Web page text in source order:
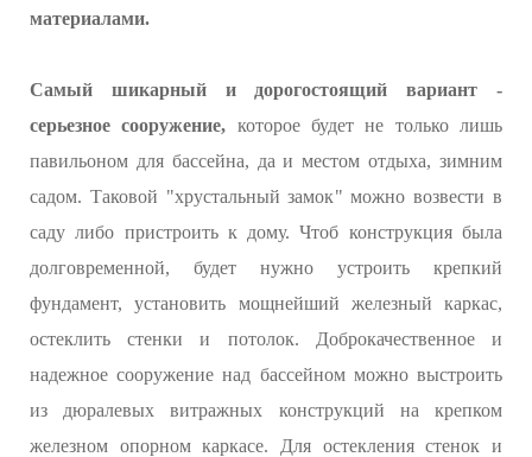
материалами.
Самый шикарный и дорогостоящий вариант -
серьезное сооружение, которое будет не только лишь
павильоном для бассейна, да и местом отдыха, зимним
садом. Таковой "хрустальный замок" можно возвести в
саду либо пристроить к дому. Чтоб конструкция была
долговременной, будет нужно устроить крепкий
фундамент, установить мощнейший железный каркас,
остеклить стенки и потолок. Доброкачественное и
надежное сооружение над бассейном можно выстроить
из дюралевых витражных конструкций на крепком
железном опорном каркасе. Для остекления стенок и